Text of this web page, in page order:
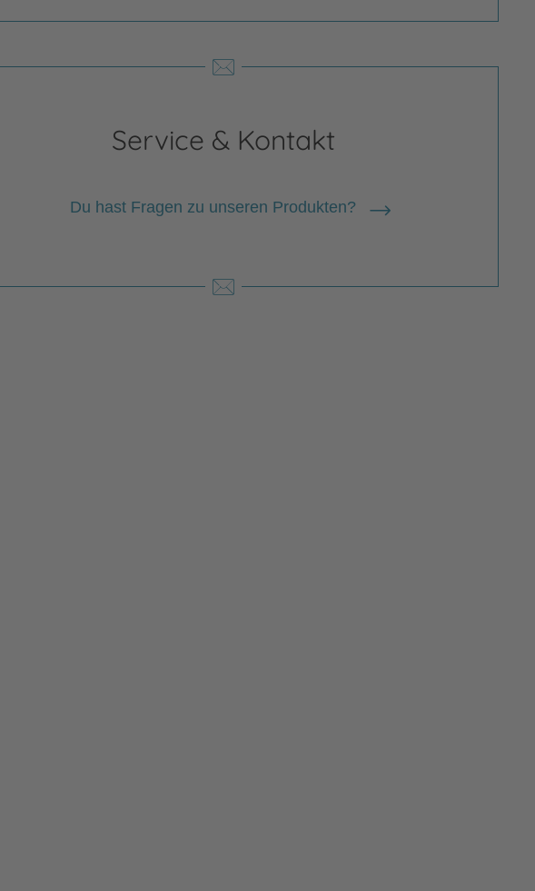
Service & Kontakt
Du hast Fragen zu unseren Produkten?